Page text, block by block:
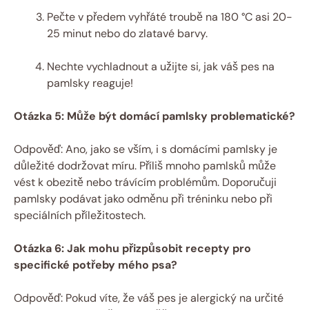
Pečte v předem vyhřáté troubě na 180 °C asi 20-
25 minut nebo do zlatavé barvy.
Nechte vychladnout a užijte si, jak váš pes na
pamlsky reaguje!
Otázka 5: Může být domácí pamlsky problematické?
Odpověď: Ano, jako se vším, i s domácími pamlsky je
důležité dodržovat míru. Příliš mnoho pamlsků může
vést k obezitě nebo trávícím problémům. Doporučuji
pamlsky podávat jako odměnu při tréninku nebo při
speciálních příležitostech.
Otázka 6: Jak mohu přizpůsobit recepty pro
specifické potřeby mého psa?
Odpověď: Pokud víte, že váš pes je alergický na určité